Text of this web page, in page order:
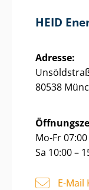
HEID
Adresse:
80538
Mo-Fr
Sa 10:00 –
E-Mail